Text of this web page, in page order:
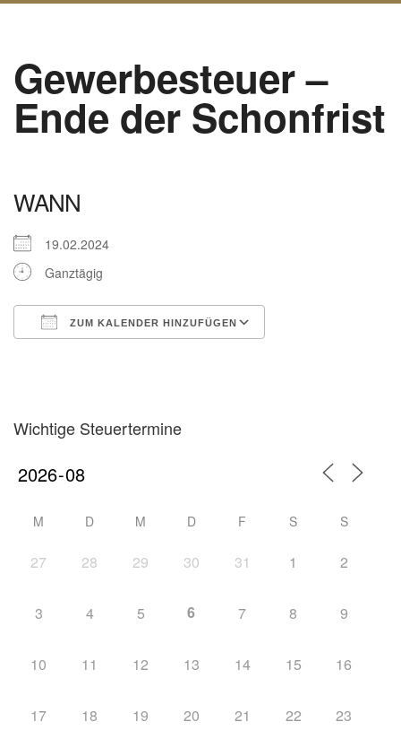
Gewerbesteuer –
Ende der Schonfrist
WANN
19.02.2024
Ganztägig
ZUM KALENDER HINZUFÜGEN
Wichtige Steuertermine
M D M D F S S
27 28 29 30 31 1 2
3 4 5 6 7 8 9
10 11 12 13 14 15 16
17 18 19 20 21 22 23